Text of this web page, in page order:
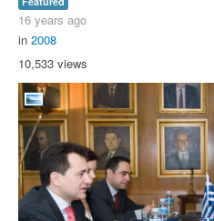
16 years ago
in 2008
10,533 views